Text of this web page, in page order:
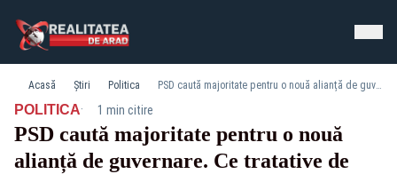
Acasă Știri Politica PSD caută majoritate pentru o nouă alianță de guvernare. Ce tratative de culise se pregătesc – SURSE
POLITICA· 1 min citire
PSD caută majoritate pentru o nouă
alianță de guvernare. Ce tratative de